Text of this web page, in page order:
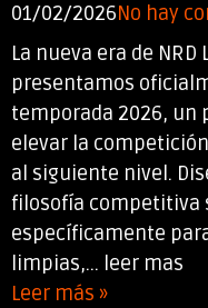
01/02/2026No hay
La nueva era de
presentamos
temporada 2026, un
elevar la
al siguiente nivel.
filosofía competitiva
específicamente
limpias,... leer mas
Leer más »